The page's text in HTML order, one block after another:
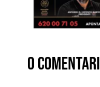
0